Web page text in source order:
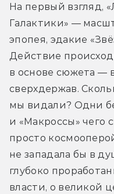
На первый взгляд,
Галактики» —
эпопея, эдакие
Действие
в основе сюжета —
сверхдержав.
мы видали? Одни
и «Макроссы» чего
просто
не западала бы в
глубоко
власти, о великой